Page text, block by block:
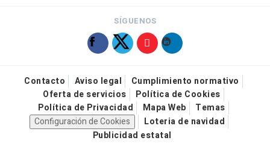
SÍGUENOS
Contacto Aviso legal
Cumplimiento normativo
Oferta de servicios
Política de Cookies
Política de Privacidad
Mapa Web
Temas
Configuración de Cookies
Loteria de navidad
Publicidad estatal